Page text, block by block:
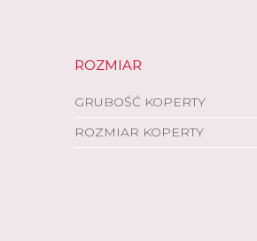
ROZMIAR
GRUBOŚĆ KOPERTY
ROZMIAR KOPERTY